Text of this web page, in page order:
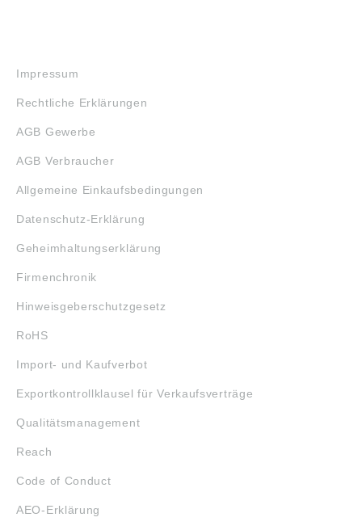
Impressum
Rechtliche Erklärungen
AGB Gewerbe
AGB Verbraucher
Allgemeine Einkaufsbedingungen
Datenschutz-Erklärung
Geheimhaltungserklärung
Firmenchronik
Hinweisgeberschutzgesetz
RoHS
Import- und Kaufverbot
Exportkontrollklausel für Verkaufsverträge
Qualitätsmanagement
Reach
Code of Conduct
AEO-Erklärung